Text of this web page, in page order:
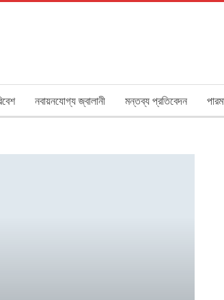
নবায়নযোগ্য জ্বালানী মন্তব্য প্রতিবেদন